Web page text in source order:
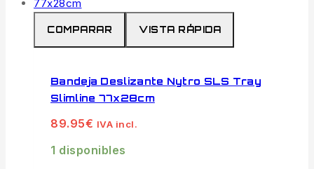
COMPARAR VISTA RÁPIDA
Bandeja Deslizante Nytro SLS Tray
Slimline 77x28cm
89.95€ IVA incl.
1 disponibles